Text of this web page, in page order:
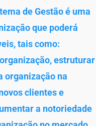
de Gestão é uma
que poderá
tais como:
estruturar
organização na
clientes e
a notoriedade